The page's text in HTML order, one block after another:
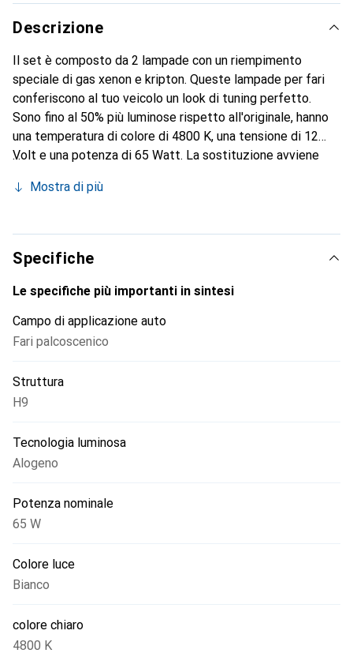
Descrizione
Il set è composto da 2 lampade con un riempimento
speciale di gas xenon e kripton. Queste lampade per fari
conferiscono al tuo veicolo un look di tuning perfetto.
Sono fino al 50% più luminose rispetto all'originale, hanno
una temperatura di colore di 4800 K, una tensione di 12
Volt e una potenza di 65 Watt. La sostituzione avviene
hanno una leggera sfumatura blu (look xenon). Con il
richiedono registrazione, il che significa che non è
necessaria alcuna registrazione. Inoltre, più luce significa
maggiore sicurezza.
Mostra di più
Specifiche
Le specifiche più importanti in sintesi
Campo di applicazione auto
Fari palcoscenico
Struttura
H9
Tecnologia luminosa
Alogeno
Potenza nominale
65 W
Colore luce
Bianco
colore chiaro
4800 K